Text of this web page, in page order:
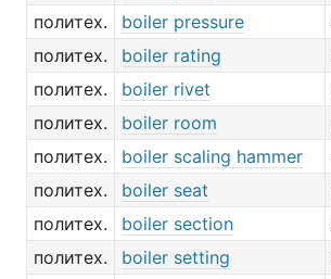
политех.
boiler pressure
политех.
boiler rating
политех.
boiler rivet
политех.
boiler room
политех.
boiler scaling hammer
политех.
boiler seat
политех.
boiler section
политех.
boiler setting